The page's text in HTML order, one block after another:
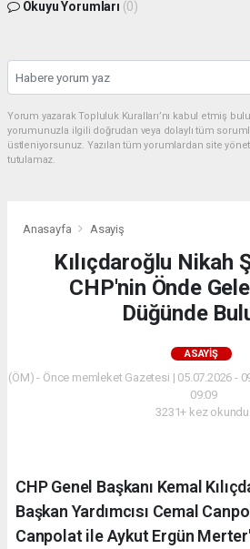
Okuyu Yorumları (0)
Yorum yazarak Topluluk Kuralları’nı kabul etmiş
yorumunuzla ilgili doğrudan veya dolaylı tüm
üstleniyorsunuz. Yazılan tüm yorumlardan site
tutulamaz.
Anasayfa Asayiş
Kılıçdaroğlu Nikah
CHP'nin Önde
Düğünde
ASAYIŞ
(ÖM) - Önce memleket Gazetesi | 05.07.2026 -
09:09
3231+ kez okundu.
CHP Genel Başkanı Kemal
Başkan Yardımcısı Cemal
Canpolat ile Aykut Ergün